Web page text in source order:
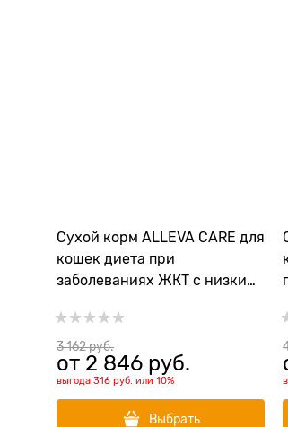
Сухой корм ALLEVA CARE для
кошек диета при
заболеваниях ЖКТ с низким
GASTROINTESTINAL LOW FAT
3 162 руб.
от 2 846 руб.
выгода 316 руб. или 10%
Выбрать